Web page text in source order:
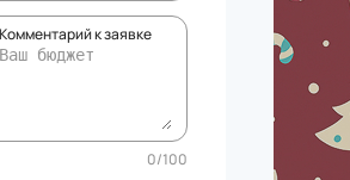
Комментарий к заявке
0/100